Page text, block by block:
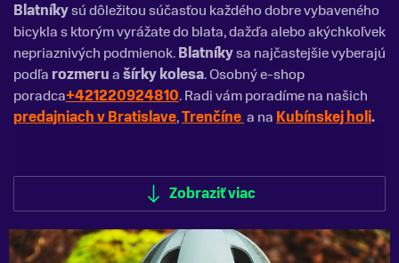
Blatníkysú dôležitou súčasťou každého dobre vybaveného
bicykla s ktorým vyrážate do blata, dažďa alebo akýchkoľvek
nepriaznivých podmienok.Blatníkysa najčastejšie vyberajú
podľa rozmeruašírky kolesa. Osobný e-shop
poradca+421220924810. Radi vám poradíme na našich
predajniach v Bratislave,Trenčíne a na Kubínskej holi.
Zobraziť viac
Zobraziť menej